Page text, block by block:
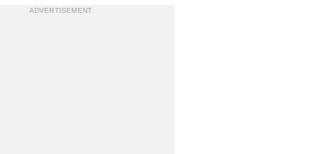
ADVERTISEMENT